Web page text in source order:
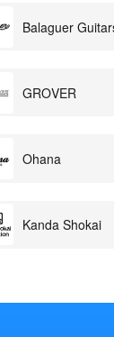
Balaguer
GROVER
Ohana
Kanda Shokai